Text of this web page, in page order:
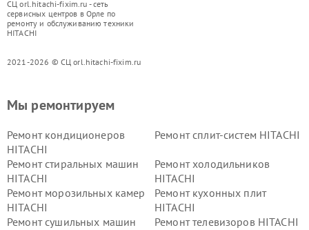
СЦ orl.hitachi-fixim.ru - сеть
сервисных центров в Орле по
ремонту и обслуживанию техники
HITACHI
2021-2026 © СЦ orl.hitachi-fixim.ru
Мы ремонтируем
Ремонт кондиционеров
HITACHI
Ремонт сплит-систем HITACHI
Ремонт стиральных машин
HITACHI
Ремонт холодильников
HITACHI
Ремонт морозильных камер
HITACHI
Ремонт кухонных плит
HITACHI
Ремонт сушильных машин
Ремонт телевизоров HITACHI